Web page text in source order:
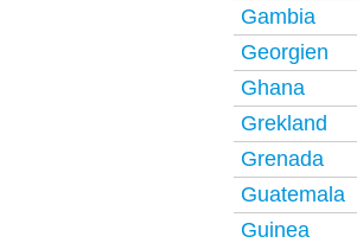
Gambia
Georgien
Ghana
Grekland
Grenada
Guatemala
Guinea